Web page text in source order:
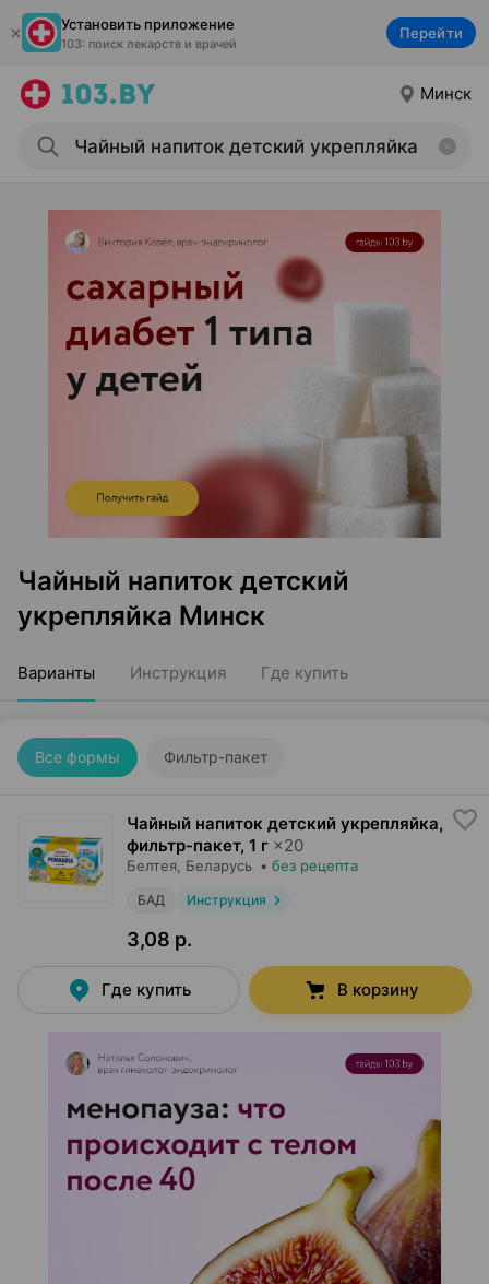
Установить приложение
103: поиск лекарств и врачей
Перейти
Минск
Чайный напиток детский
укрепляйка Минск
Варианты Инструкция Где купить
Все формы Фильтр-пакет
Чайный напиток детский укрепляйка,
фильтр-пакет, 1 г ×20
Белтея , Беларусь • без рецепта
БАД Инструкция
3,08 р.
Где купить В корзину